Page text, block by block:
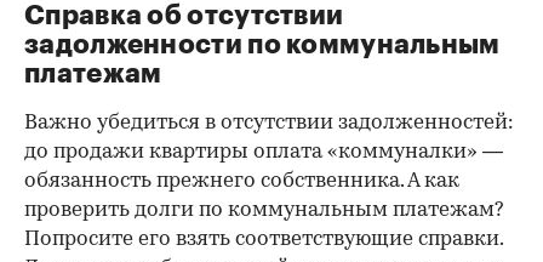
Справка об отсутствии
задолженности по коммунальным
платежам
Важно убедиться в отсутствии задолженностей:
до продажи квартиры оплата «коммуналки» —
обязанность прежнего собственника. А как
проверить долги по коммунальным платежам?
Попросите его взять соответствующие справки.